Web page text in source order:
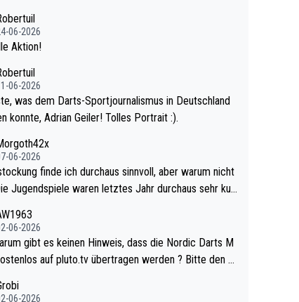
keinen Blumentopf - ist ja n
vs einem Bu
06-2026
Aktion!
06-2026
was dem Darts-Sportjournalismus in Deutschland
konnte, Adrian Geiler! Tolles Portrait :).
06-2026
finde ich durchaus sinnvoll, aber warum nicht
ändert die automatische Qualifikation des Weltm
denke sie wollen damit für nächste
WDF Turniere spielen. Dies war bei Archie Self l
06-2026
auf pluto.tv übertragen werden ? Bitte den A
06-2026